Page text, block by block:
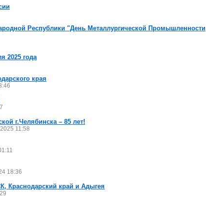
Республики "День Металлургической Промышленности
2025 года
края
г.Челябинска – 85 лет!
11:58
18:36
Краснодарский край и Адыгея